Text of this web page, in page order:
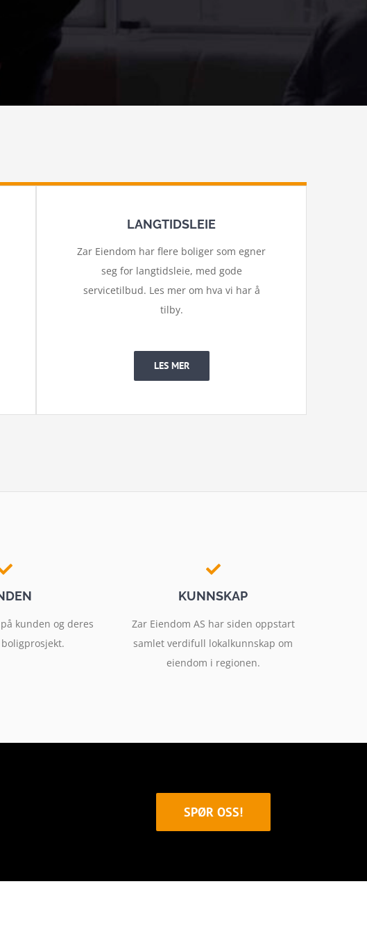
LANGTIDSLEIE
Zar Eiendom har flere boliger som egner
seg for langtidsleie, med gode
servicetilbud. Les mer om hva vi har å
tilby.
LES MER
kunden og deres
KUNNSKAP
Zar Eiendom AS har siden oppstart
samlet verdifull lokalkunnskap om
eiendom i regionen.
SPØR OSS!